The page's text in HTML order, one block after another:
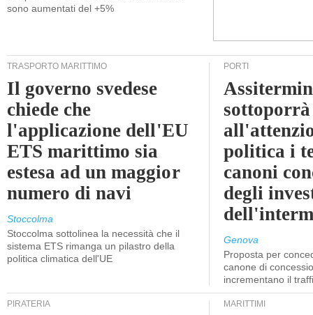
sono aumentati del +5%
TRASPORTO MARITTIMO
Il governo svedese
chiede che
l'applicazione dell'EU
ETS marittimo sia
estesa ad un maggior
numero di navi
Stoccolma
Stoccolma sottolinea la necessità che il
sistema ETS rimanga un pilastro della
politica climatica dell'UE
PORTI
sottoporrà
politica i
canoni
degli
Genova
Proposta per
canone di
incrementano il
PIRATERIA MARITTIMI